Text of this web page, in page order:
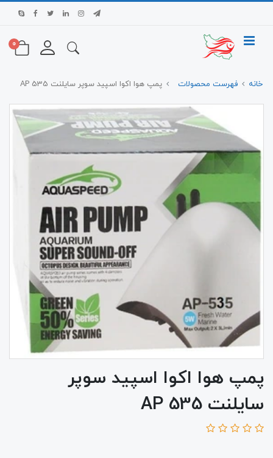
0
خانه فهرست محصولات پمپ هوا اکوا اسپید سوپر سایلنت AP 535
پمپ هوا اکوا اسپید سوپر
سایلنت AP 535